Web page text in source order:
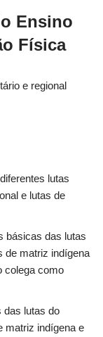
Ensino
Física
e regional
lutas
e lutas de
básicas das lutas
de matriz indígena
colega como
das lutas do
matriz indígena e